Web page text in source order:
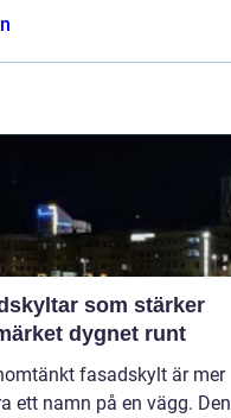
som stärker
dygnet runt
fasadskylt är mer
ett namn på en vägg. Den